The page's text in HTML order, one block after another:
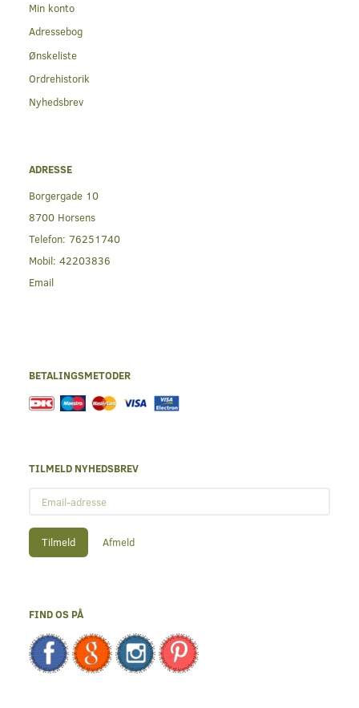
Min konto
Adressebog
Ønskeliste
Ordrehistorik
Nyhedsbrev
ADRESSE
Borgergade 10
8700 Horsens
Telefon: 76251740
Mobil: 42203836
Email
BETALINGSMETODER
TILMELD NYHEDSBREV
adresse
Tilmeld Afmeld
FIND OS PÅ